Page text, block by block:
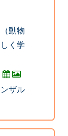
動物
く学
ザル